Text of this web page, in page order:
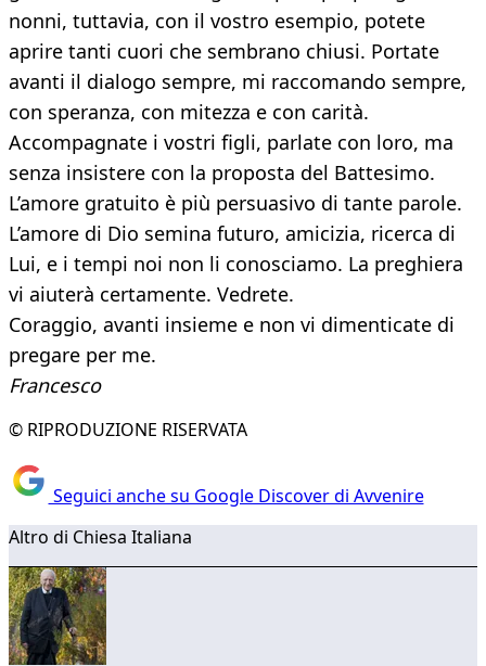
nonni, tuttavia, con il vostro esempio, potete
aprire tanti cuori che sembrano chiusi. Portate
avanti il dialogo sempre, mi raccomando sempre,
con speranza, con mitezza e con carità.
Accompagnate i vostri figli, parlate con loro, ma
senza insistere con la proposta del Battesimo.
L’amore gratuito è più persuasivo di tante parole.
L’amore di Dio semina futuro, amicizia, ricerca di
Lui, e i tempi noi non li conosciamo. La preghiera
vi aiuterà certamente. Vedrete.
Coraggio, avanti insieme e non vi dimenticate di
pregare per me.
Francesco
© RIPRODUZIONE RISERVATA
Seguici anche su Google Discover di Avvenire
Altro di Chiesa Italiana